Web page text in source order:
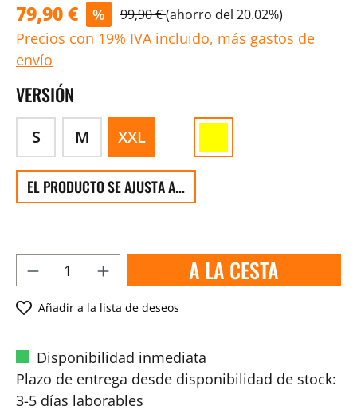
79,90 € % 99,90 €(ahorro del 20.02%)
Precios con 19% IVA incluido, más gastos de
envío
VERSIÓN
S M XXL
EL PRODUCTO SE AJUSTA A...
A LA CESTA
Añadir a la lista de deseos
Disponibilidad inmediata
Plazo de entrega desde disponibilidad de stock:
3-5 días laborables